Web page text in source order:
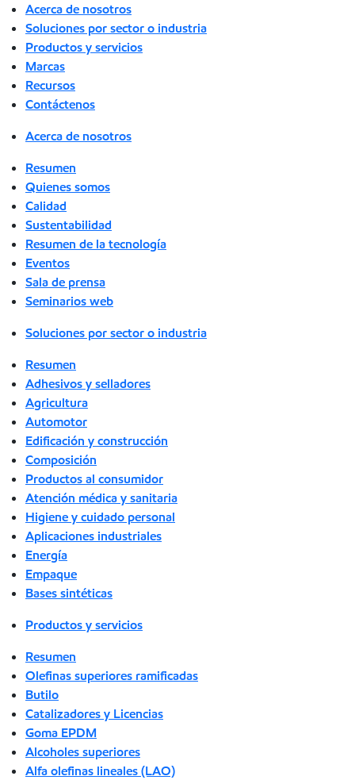
Acerca de nosotros
Soluciones por sector o industria
Productos y servicios
Marcas
Recursos
Contáctenos
Acerca de nosotros
Resumen
Quienes somos
Calidad
Sustentabilidad
Resumen de la tecnología
Eventos
Sala de prensa
Seminarios web
Soluciones por sector o industria
Resumen
Adhesivos y selladores
Agricultura
Automotor
Edificación y construcción
Composición
Productos al consumidor
Atención médica y sanitaria
Higiene y cuidado personal
Aplicaciones industriales
Energía
Empaque
Bases sintéticas
Productos y servicios
Resumen
Olefinas superiores ramificadas
Butilo
Catalizadores y Licencias
Goma EPDM
Alcoholes superiores
Alfa olefinas lineales (LAO)